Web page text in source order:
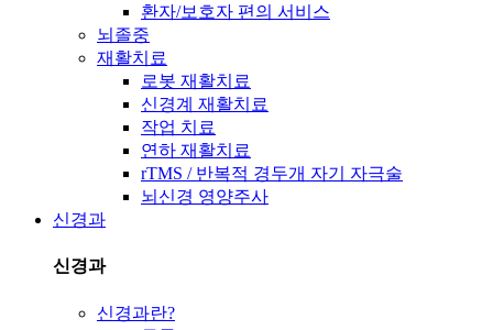
환자/보호자 편의 서비스
뇌졸중
재활치료
로봇 재활치료
신경계 재활치료
작업 치료
연하 재활치료
rTMS / 반복적 경두개 자기 자극술
뇌신경 영양주사
신경과
신경과
신경과란?